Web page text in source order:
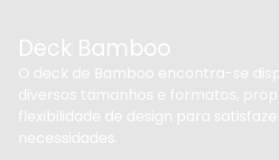
Deck Bamboo
O deck de Bamboo encontra-se
diversos tamanhos e formatos,
flexibilidade de design para
necessidades.